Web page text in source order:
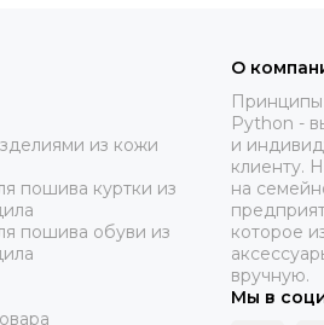
из кожи
пошива куртки из
пошива обуви из
О
Python -
и
клиенту.
на
которое
вручную.
Мы в